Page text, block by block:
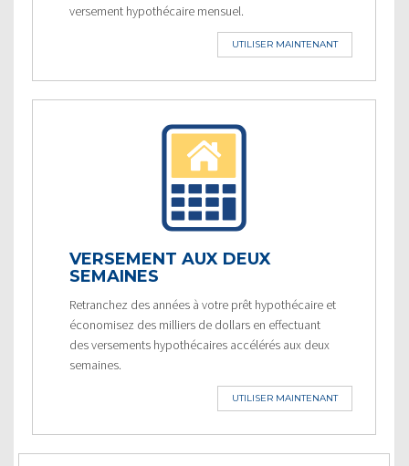
versement hypothécaire mensuel.
UTILISER MAINTENANT
VERSEMENT AUX DEUX
SEMAINES
Retranchez des années à votre prêt hypothécaire et
économisez des milliers de dollars en effectuant
des versements hypothécaires accélérés aux deux
semaines.
UTILISER MAINTENANT